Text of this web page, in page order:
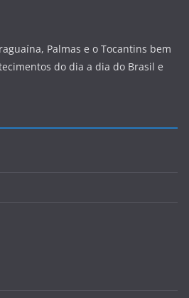
Palmas e o Tocantins bem
do dia a dia do Brasil e